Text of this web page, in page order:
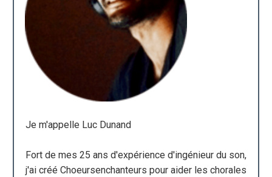
Je m'appelle Luc Dunand
Fort de mes 25 ans d'expérience d'ingénieur du son,
j'ai créé Choeursenchanteurs pour aider les chorales